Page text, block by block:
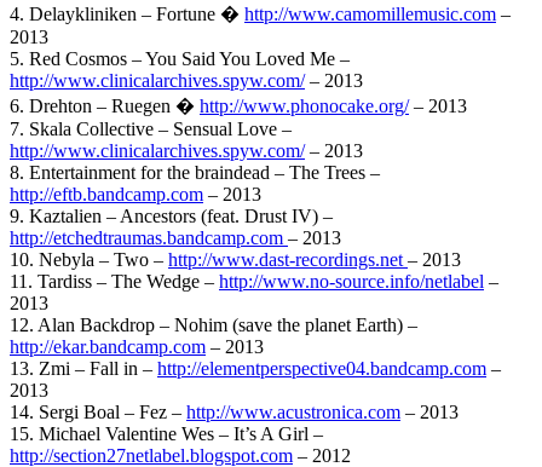
4. Delaykliniken – Fortune � http://www.camomillemusic.com –
2013
5. Red Cosmos – You Said You Loved Me –
http://www.clinicalarchives.spyw.com/– 2013
6. Drehton – Ruegen � http://www.phonocake.org/– 2013
7. Skala Collective – Sensual Love –
http://www.clinicalarchives.spyw.com/– 2013
8. Entertainment for the braindead – The Trees –
http://eftb.bandcamp.com – 2013
9. Kaztalien – Ancestors (feat. Drust IV) –
http://etchedtraumas.bandcamp.com – 2013
10. Nebyla – Two – http://www.dast-recordings.net – 2013
11. Tardiss – The Wedge – http://www.no-source.info/netlabel –
2013
12. Alan Backdrop – Nohim (save the planet Earth) –
http://ekar.bandcamp.com – 2013
13. Zmi – Fall in – http://elementperspective04.bandcamp.com –
2013
14. Sergi Boal – Fez – http://www.acustronica.com – 2013
15. Michael Valentine Wes – It’s A Girl –
http://section27netlabel.blogspot.com – 2012